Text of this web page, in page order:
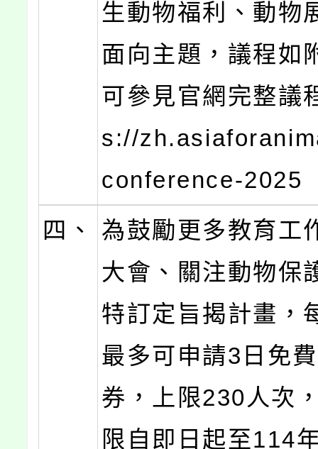
生動物福利、動物
面向主題，議程如
可參見官網完整議
s://
conference-2025
四、
為鼓勵更多教育工
大會、關注動物保
特訂定旨揭計畫，
最多可申請3日免
券，上限230人次
限自即日起至114